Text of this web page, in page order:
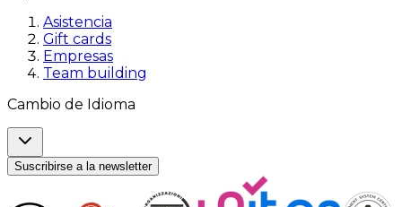
Asistencia
Gift cards
Empresas
Team building
Cambio de Idioma
Suscribirse a la newsletter